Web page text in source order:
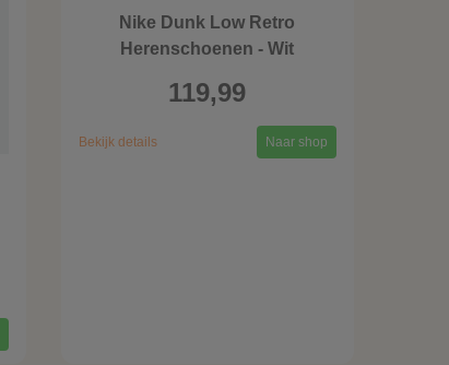
Nike Dunk Low Retro
Herenschoenen - Wit
119,99
Bekijk details Naar shop